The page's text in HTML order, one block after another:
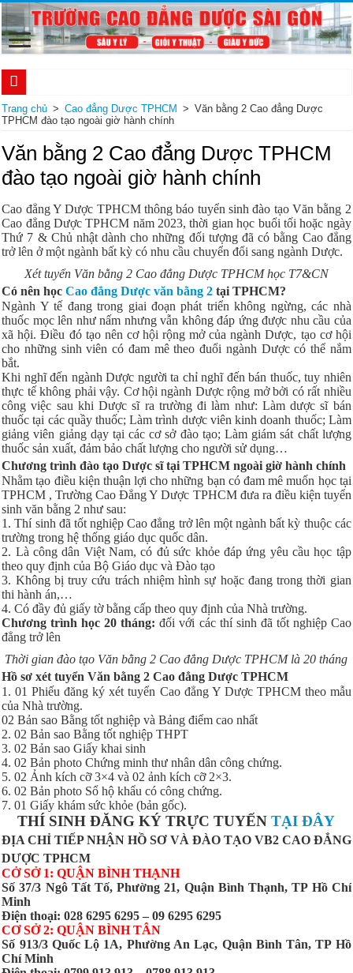
Bí mật của muối trong việc chữa trị đau dạ dày
Tuyển sinh hệ Chính quy 2 năm Cao đẳng Dược TPHCM năm 2023
Tuyển sinh Văn bằng 2 Cao đẳng Dược TPHCM 2023 bằng phương thức xét
Thời gian đào tạo chuyển đổi Văn bằng 2 Cao đẳng Dược TPHCM trong bao
Thông tin tuyển sinh Cao đẳng Dược hệ chính quy năm 2023 tại TPHCM
Tuyển sinh Liên thông Cao đẳng Dược học cuối tuần tại TPHCM
Cập nhật mới nhất về chính sách miễn giảm 100% học phí Cao đẳng Dược 2022
Điểm chuẩn xét tuyển Cao đẳng Dược năm 2022 như thế nào?
Chính sách miễn giảm học phí Cao đẳng Dược TPHCM năm 2022
Trang chủ > Cao đẳng Dược TPHCM > Văn bằng 2 Cao đẳng Dược
TPHCM đào tạo ngoài giờ hành chính
Văn bằng 2 Cao đẳng Dược TPHCM
đào tạo ngoài giờ hành chính
Cao đẳng Y Dược TPHCM thông báo tuyển sinh đào tạo Văn bằng 2
Cao đẳng Dược TPHCM năm 2023, thời gian học buổi tối hoặc ngày
Thứ 7 & Chủ nhật dành cho những đối tượng đã có bằng Cao đẳng
trở lên ở một ngành bất kỳ có nhu cầu chuyển đổi sang ngành Dược.
Xét tuyển Văn bằng 2 Cao đẳng Dược TPHCM học T7&CN
Có nên họcCao đẳng Dược văn bằng 2 tại TPHCM?
Ngành Y tế đang trong giai đoạn phát triển không ngừng, các nhà
thuốc mọc lên như nấm nhưng vẫn không đáp ứng được nhu cầu của
xã hội. Điều đó tạo nên cơ hội rộng mở của ngành Dược, tạo cơ hội
cho những sinh viên có đam mê theo đuổi ngành Dược có thể nắm
bắt.
Khi nghĩ đến ngành Dược người ta chỉ nghĩ đến bán thuốc, tuy nhiên
thực tế không phải vậy. Cơ hội ngành Dược rộng mở bởi có rất nhiều
công việc sau khi Dược sĩ ra trường đi làm như: Làm dược sĩ bán
thuốc tại các quầy thuốc; Làm trình dược viên kinh doanh thuốc; Làm
giảng viên giảng dạy tại các cơ sở đào tạo; Làm giám sát chất lượng
thuốc sản xuất, đảm bảo chất lượng cho người sử dụng…
Chương trình đào tạo Dược sĩ tại TPHCM ngoài giờ hành chính
Nhằm tạo điều kiện thuận lợi cho những bạn có đam mê muốn học tại
TPHCM , Trường Cao Đẳng Y Dược TPHCM đưa ra điều kiện tuyển
sinh văn bằng 2 như sau:
1. Thí sinh đã tốt nghiệp Cao đẳng trở lên một ngành bất kỳ thuộc các
trường trong hệ thống giáo dục quốc dân.
2. Là công dân Việt Nam, có đủ sức khỏe đáp ứng yêu cầu học tập
theo quy định của Bộ Giáo dục và Đào tạo
3. Không bị truy cứu trách nhiệm hình sự hoặc đang trong thời gian
thi hành án,…
4. Có đầy đủ giấy tờ bằng cấp theo quy định của Nhà trường.
Chương trình học 20 tháng: đối với các thí sinh đã tốt nghiệp Cao
đẳng trở lên
Thời gian đào tạo Văn bằng 2 Cao đẳng Dược TPHCM là 20 tháng
Hồ sơ xét tuyển Văn bằng 2 Cao đẳng Dược TPHCM
1. 01 Phiếu đăng ký xét tuyển Cao đẳng Y Dược TPHCM theo mẫu
của Nhà trường.
02 Bản sao Bằng tốt nghiệp và Bảng điểm cao nhất
2. 02 Bản sao Bằng tốt nghiệp THPT
3. 02 Bản sao Giấy khai sinh
4. 02 Bản photo Chứng minh thư nhân dân công chứng.
5. 02 Ảnh kích cỡ 3×4 và 02 ảnh kích cỡ 2×3.
6. 02 Bản photo Sổ hộ khẩu có công chứng.
7. 01 Giấy khám sức khỏe (bản gốc).
THÍ SINH ĐĂNG KÝ TRỰC TUYẾNTẠI ĐÂY
ĐỊA CHỈ TIẾP NHẬN HỒ SƠ VÀ ĐÀO TẠO VB2 CAO ĐẲNG
DƯỢC TPHCM
CỞ SỞ 1: QUẬN BÌNH THẠNH
Số 37/3 Ngô Tất Tố, Phường 21, Quận Bình Thạnh, TP Hồ Chí
Minh
Điện thoại: 028 6295 6295 – 09 6295 6295
CƠ SỞ 2: QUẬN BÌNH TÂN
Số 913/3 Quốc Lộ 1A, Phường An Lạc, Quận Bình Tân, TP Hồ
Chí Minh